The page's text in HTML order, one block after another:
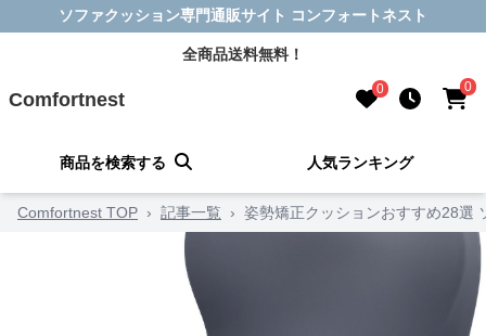
ソファクッション専門通販サイト コンフォートネスト
全商品送料無料！
Comfortnest 0 0
商品を検索する 人気ランキング
Comfortnest TOP › 記事一覧 › 姿勢矯正クッションおすすめ28選